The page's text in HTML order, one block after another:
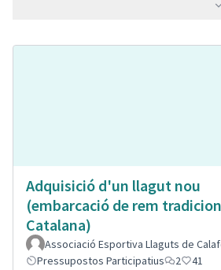
Adquisició d'un llagut nou
(embarcació de rem
Catalana)
Associació Esportiva Llaguts de
Pressupostos Participatius
2 41